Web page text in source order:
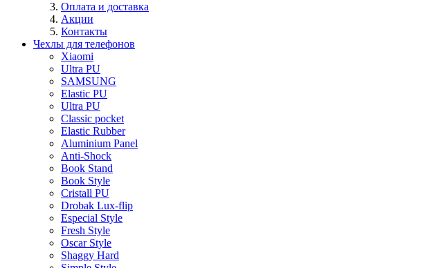
Оплата и доставка
Акции
Контакты
Чехлы для телефонов
Xiaomi
Ultra PU
SAMSUNG
Elastic PU
Ultra PU
Classic pocket
Elastic Rubber
Aluminium Panel
Anti-Shock
Book Stand
Book Style
Cristall PU
Drobak Lux-flip
Especial Style
Fresh Style
Oscar Style
Shaggy Hard